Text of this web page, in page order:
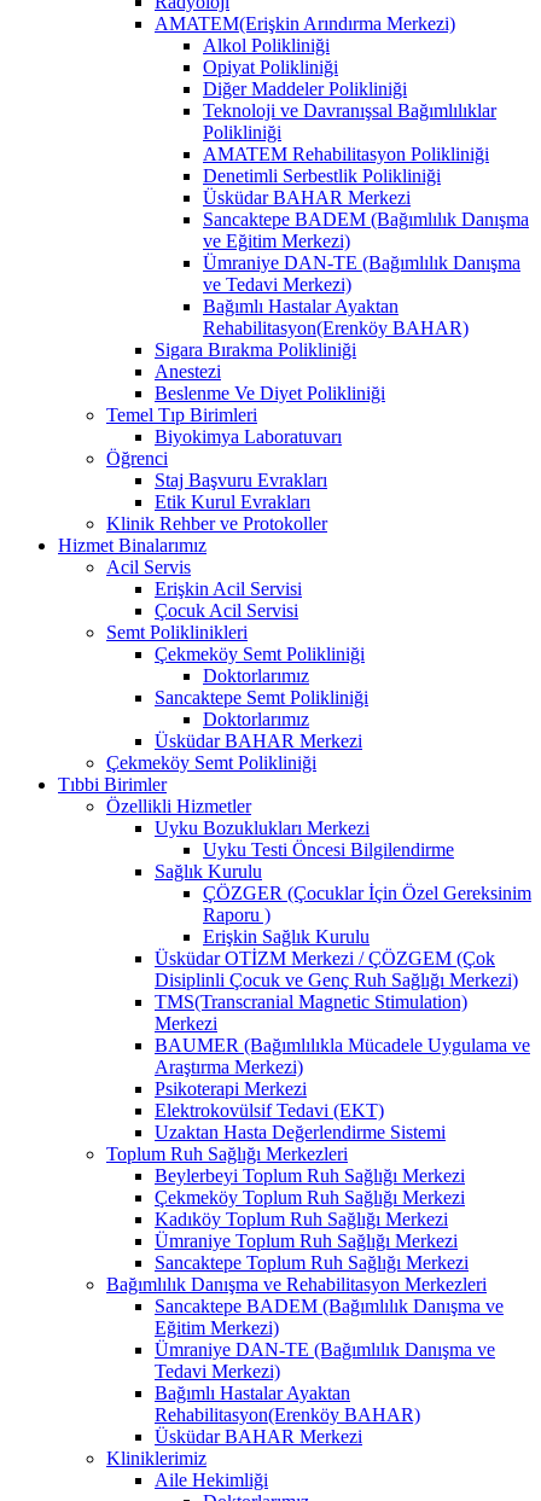
AMATEM(Erişkin Arındırma Merkezi)
Alkol Polikliniği
Opiyat Polikliniği
Diğer Maddeler Polikliniği
Teknoloji ve Davranışsal Bağımlılıklar
Polikliniği
AMATEM Rehabilitasyon Polikliniği
Denetimli Serbestlik Polikliniği
Üsküdar BAHAR Merkezi
Sancaktepe BADEM (Bağımlılık Danışma
ve Eğitim Merkezi)
Ümraniye DAN-TE (Bağımlılık Danışma
ve Tedavi Merkezi)
Bağımlı Hastalar Ayaktan
Rehabilitasyon(Erenköy BAHAR)
Sigara Bırakma Polikliniği
Anestezi
Beslenme Ve Diyet Polikliniği
Temel Tıp Birimleri
Biyokimya Laboratuvarı
Öğrenci
Staj Başvuru Evrakları
Etik Kurul Evrakları
Klinik Rehber ve Protokoller
Hizmet Binalarımız
Acil Servis
Erişkin Acil Servisi
Çocuk Acil Servisi
Semt Poliklinikleri
Çekmeköy Semt Polikliniği
Doktorlarımız
Sancaktepe Semt Polikliniği
Doktorlarımız
Üsküdar BAHAR Merkezi
Çekmeköy Semt Polikliniği
Tıbbi Birimler
Özellikli Hizmetler
Uyku Bozuklukları Merkezi
Uyku Testi Öncesi Bilgilendirme
Sağlık Kurulu
ÇÖZGER (Çocuklar İçin Özel Gereksinim
Raporu )
Erişkin Sağlık Kurulu
Üsküdar OTİZM Merkezi / ÇÖZGEM (Çok
Disiplinli Çocuk ve Genç Ruh Sağlığı Merkezi)
TMS(Transcranial Magnetic Stimulation)
Merkezi
BAUMER (Bağımlılıkla Mücadele Uygulama ve
Araştırma Merkezi)
Psikoterapi Merkezi
Elektrokovülsif Tedavi (EKT)
Uzaktan Hasta Değerlendirme Sistemi
Toplum Ruh Sağlığı Merkezleri
Beylerbeyi Toplum Ruh Sağlığı Merkezi
Çekmeköy Toplum Ruh Sağlığı Merkezi
Kadıköy Toplum Ruh Sağlığı Merkezi
Ümraniye Toplum Ruh Sağlığı Merkezi
Sancaktepe Toplum Ruh Sağlığı Merkezi
Bağımlılık Danışma ve Rehabilitasyon Merkezleri
Sancaktepe BADEM (Bağımlılık Danışma ve
Eğitim Merkezi)
Ümraniye DAN-TE (Bağımlılık Danışma ve
Tedavi Merkezi)
Bağımlı Hastalar Ayaktan
Rehabilitasyon(Erenköy BAHAR)
Üsküdar BAHAR Merkezi
Kliniklerimiz
Aile Hekimliği